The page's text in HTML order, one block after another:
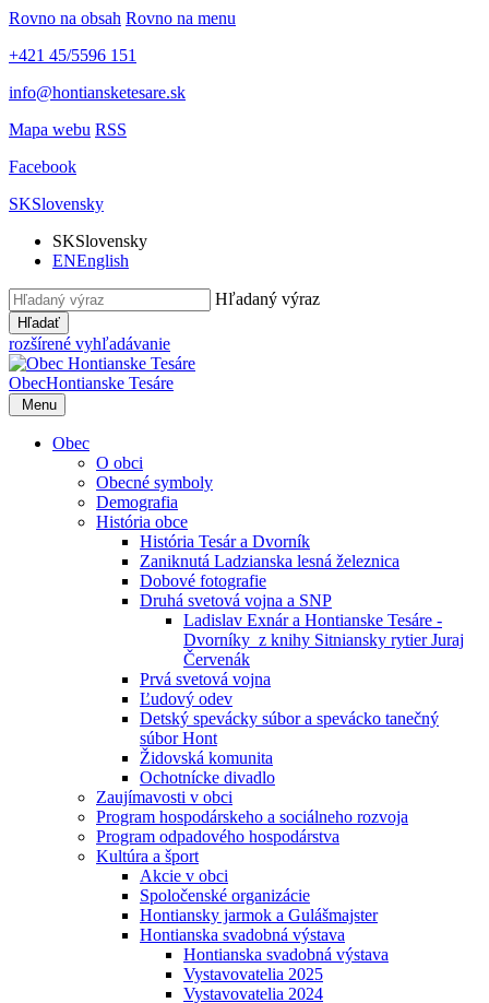
Rovno na obsah Rovno na menu
+421 45/5596 151
info@hontiansketesare.sk
Mapa webu RSS
Facebook
SKSlovensky
SKSlovensky
ENEnglish
Hľadaný výraz
Hľadať
rozšírené vyhľadávanie
ObecHontianske Tesáre
Menu
Obec
O obci
Obecné symboly
Demografia
História obce
História Tesár a Dvorník
Zaniknutá Ladzianska lesná železnica
Dobové fotografie
Druhá svetová vojna a SNP
Ladislav Exnár a Hontianske Tesáre -
Dvorníky z knihy Sitniansky rytier Juraj
Červenák
Prvá svetová vojna
Ľudový odev
Detský spevácky súbor a spevácko tanečný
súbor Hont
Židovská komunita
Ochotnícke divadlo
Zaujímavosti v obci
Program hospodárskeho a sociálneho rozvoja
Program odpadového hospodárstva
Kultúra a šport
Akcie v obci
Spoločenské organizácie
Hontiansky jarmok a Gulášmajster
Hontianska svadobná výstava
Hontianska svadobná výstava
Vystavovatelia 2025
Vystavovatelia 2024